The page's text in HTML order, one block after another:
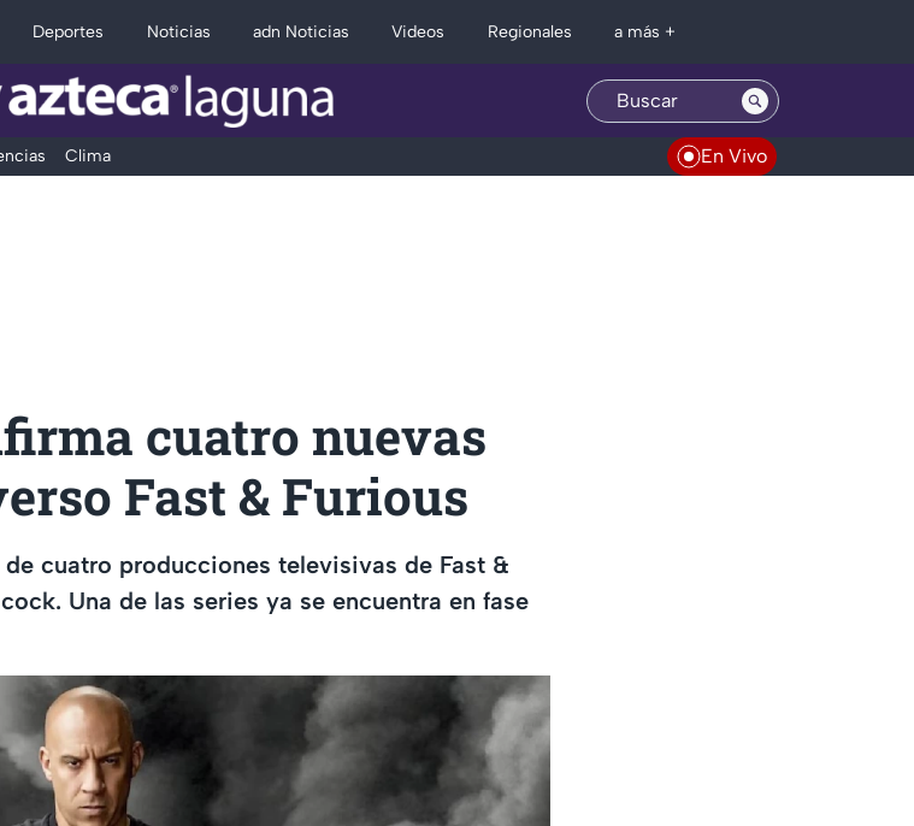
Deportes Noticias adn Noticias Videos Regionales a más +
Clima En Vivo
cuatro nuevas
Fast & Furious
cuatro producciones televisivas de Fast &
Una de las series ya se encuentra en fase